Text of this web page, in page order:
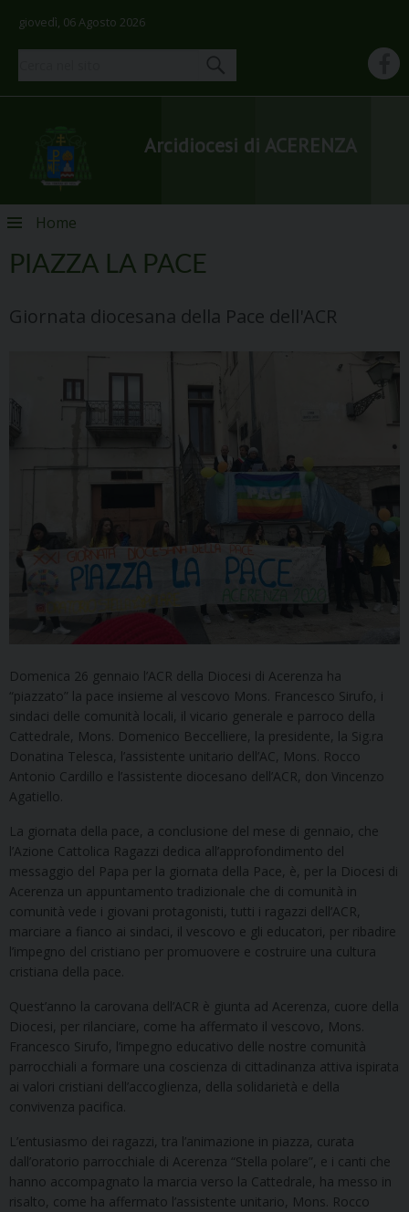
giovedì, 06 Agosto 2026
Arcidiocesi di ACERENZA
Skip
content
Home
PIAZZA LA PACE
Giornata diocesana della Pace dell'ACR
Domenica 26 gennaio l’ACR della Diocesi di Acerenza ha
“piazzato” la pace insieme al vescovo Mons. Francesco Sirufo, i
sindaci delle comunità locali, il vicario generale e parroco della
Cattedrale, Mons. Domenico Beccelliere, la presidente, la Sig.ra
Donatina Telesca, l’assistente unitario dell’AC, Mons. Rocco
Antonio Cardillo e l’assistente diocesano dell’ACR, don Vincenzo
Agatiello.
La giornata della pace, a conclusione del mese di gennaio, che
l’Azione Cattolica Ragazzi dedica all’approfondimento del
messaggio del Papa per la giornata della Pace, è, per la Diocesi di
Acerenza un appuntamento tradizionale che di comunità in
comunità vede i giovani protagonisti, tutti i ragazzi dell’ACR,
marciare a fianco ai sindaci, il vescovo e gli educatori, per ribadire
l’impegno del cristiano per promuovere e costruire una cultura
cristiana della pace.
Quest’anno la carovana dell’ACR è giunta ad Acerenza, cuore della
Diocesi, per rilanciare, come ha affermato il vescovo, Mons.
Francesco Sirufo, l’impegno educativo delle nostre comunità
parrocchiali a formare una coscienza di cittadinanza attiva ispirata
ai valori cristiani dell’accoglienza, della solidarietà e della
convivenza pacifica.
L’entusiasmo dei ragazzi, tra l’animazione in piazza, curata
dall’oratorio parrocchiale di Acerenza “Stella polare”, e i canti che
hanno accompagnato la marcia verso la Cattedrale, ha messo in
risalto, come ha affermato l’assistente unitario, Mons. Rocco